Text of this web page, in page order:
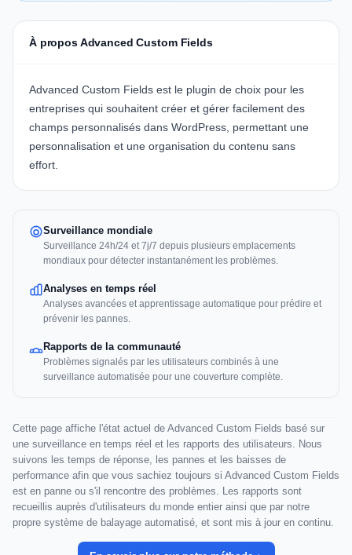
À propos Advanced Custom Fields
Advanced Custom Fields est le plugin de choix pour les
entreprises qui souhaitent créer et gérer facilement des
champs personnalisés dans WordPress, permettant une
personnalisation et une organisation du contenu sans
effort.
Surveillance mondiale
Surveillance 24h/24 et 7j/7 depuis plusieurs emplacements
mondiaux pour détecter instantanément les problèmes.
Analyses en temps réel
Analyses avancées et apprentissage automatique pour prédire et
prévenir les pannes.
Rapports de la communauté
Problèmes signalés par les utilisateurs combinés à une
surveillance automatisée pour une couverture complète.
Cette page affiche l'état actuel de Advanced Custom Fields basé sur
une surveillance en temps réel et les rapports des utilisateurs. Nous
suivons les temps de réponse, les pannes et les baisses de
performance afin que vous sachiez toujours si Advanced Custom Fields
est en panne ou s'il rencontre des problèmes. Les rapports sont
recueillis auprès d'utilisateurs du monde entier ainsi que par notre
propre système de balayage automatisé, et sont mis à jour en continu.